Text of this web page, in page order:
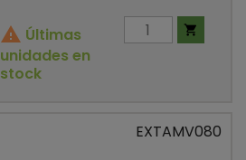
 Últimas
unidades en
stock

EXTAMV080